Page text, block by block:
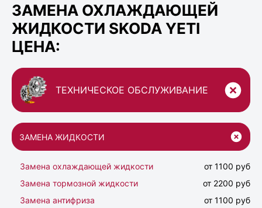
ЗАМЕНА ОХЛАЖДАЮЩЕЙ
ЖИДКОСТИ SKODA YETI
ЦЕНА:
ТЕХНИЧЕСКОЕ ОБСЛУЖИВАНИЕ
ЗАМЕНА ЖИДКОСТИ
Замена охлаждающей жидкости
от 1100 руб
Замена тормозной жидкости
от 2200 руб
Замена антифриза
от 1100 руб